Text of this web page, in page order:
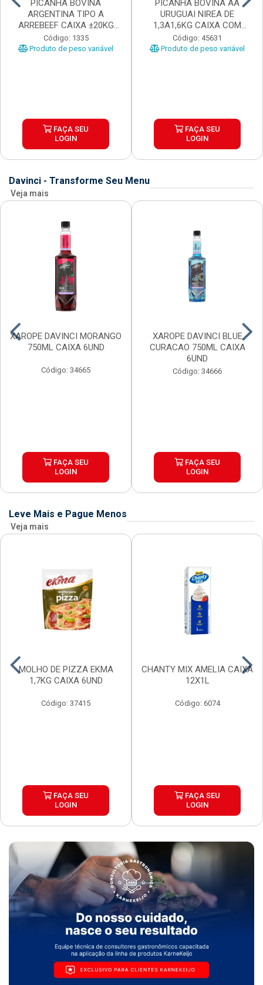
PICANHA BOVINA
ARGENTINA TIPO A
ARREBEEF CAIXA ±20KG
PEÇAS 1...
Código: 1335
Produto de peso variável
FAÇA SEU
LOGIN
PICANHA BOVINA AA
URUGUAI NIREA DE
1,3A1,6KG CAIXA COM
±15KG
Código: 45631
Produto de peso variável
FAÇA SEU
LOGIN
Davinci - Transforme Seu Menu
Veja mais
XAROPE DAVINCI MORANGO
750ML CAIXA 6UND
Código: 34665
FAÇA SEU
LOGIN
XAROPE DAVINCI BLUE
CURACAO 750ML CAIXA
6UND
Código: 34666
FAÇA SEU
LOGIN
Leve Mais e Pague Menos
Veja mais
MOLHO DE PIZZA EKMA
1,7KG CAIXA 6UND
Código: 37415
FAÇA SEU
LOGIN
CHANTY MIX AMELIA CAIXA
12X1L
Código: 6074
FAÇA SEU
LOGIN